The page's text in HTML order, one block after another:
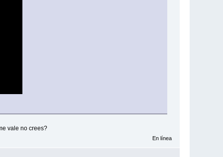
vale no crees?
En línea